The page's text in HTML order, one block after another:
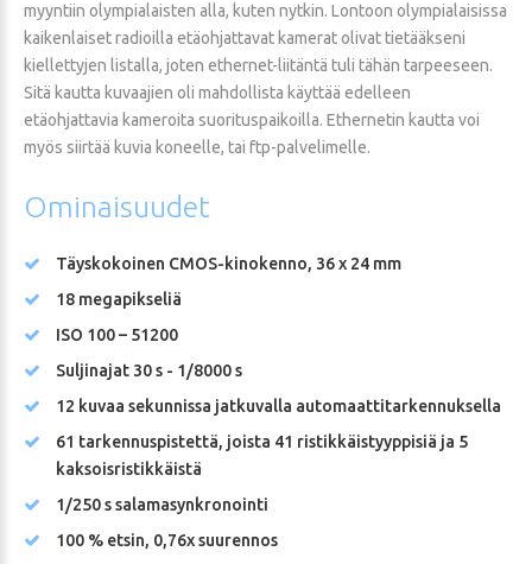
myyntiin olympialaisten alla, kuten nytkin. Lontoon olympialaisissa
kaikenlaiset radioilla etäohjattavat kamerat olivat tietääkseni
kiellettyjen listalla, joten ethernet-liitäntä tuli tähän tarpeeseen.
Sitä kautta kuvaajien oli mahdollista käyttää edelleen
etäohjattavia kameroita suorituspaikoilla. Ethernetin kautta voi
myös siirtää kuvia koneelle, tai ftp-palvelimelle.
Ominaisuudet
Täyskokoinen CMOS-kinokenno, 36 x 24 mm
18 megapikseliä
ISO 100 – 51200
Suljinajat 30 s - 1/8000 s
12 kuvaa sekunnissa jatkuvalla automaattitarkennuksella
61 tarkennuspistettä, joista 41 ristikkäistyyppisiä ja 5
kaksoisristikkäistä
1/250 s salamasynkronointi
100 % etsin, 0,76x suurennos